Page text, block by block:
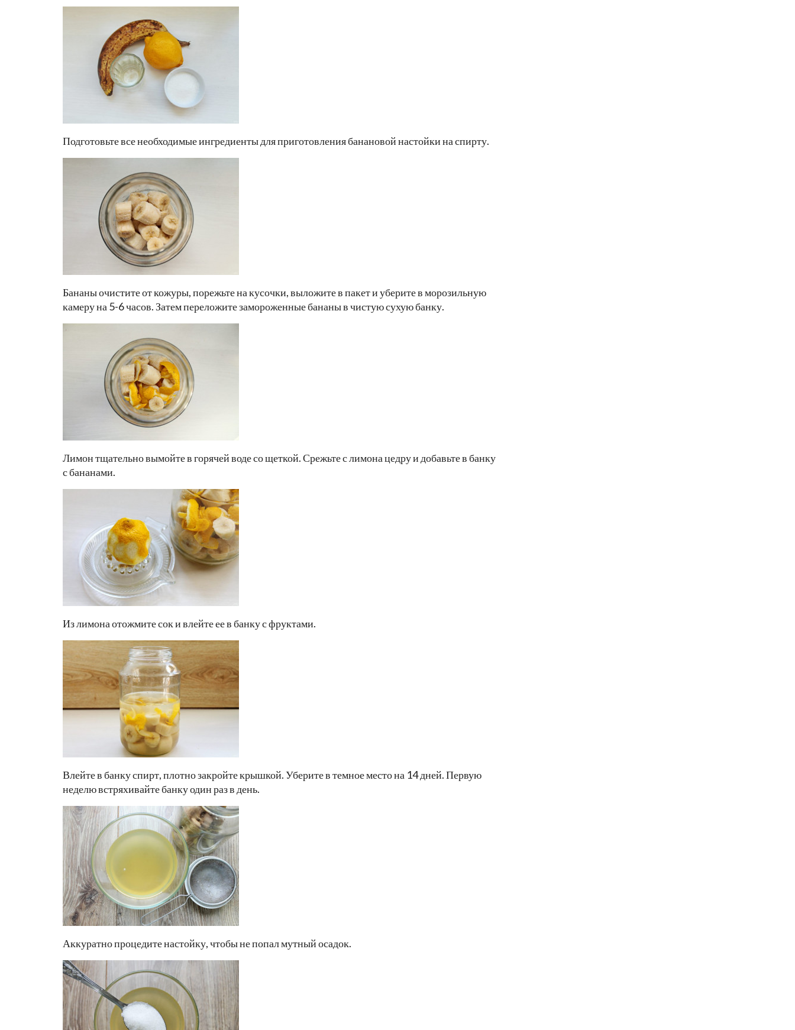
Подготовьте все необходимые ингредиенты для приготовления банановой настойки на спирту.
Бананы очистите от кожуры, порежьте на кусочки, выложите в пакет и уберите в морозильную
камеру на 5-6 часов. Затем переложите замороженные бананы в чистую сухую банку.
Лимон тщательно вымойте в горячей воде со щеткой. Срежьте с лимона цедру и добавьте в банку
с бананами.
Из лимона отожмите сок и влейте ее в банку с фруктами.
Влейте в банку спирт, плотно закройте крышкой. Уберите в темное место на 14 дней. Первую
неделю встряхивайте банку один раз в день.
Аккуратно процедите настойку, чтобы не попал мутный осадок.